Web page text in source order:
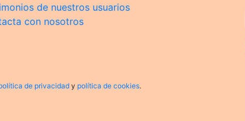
de nuestros usuarios
con nosotros
de privacidad y política de cookies.